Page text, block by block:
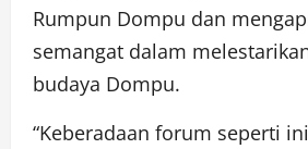
Rumpun Dompu dan
semangat dalam
budaya Dompu.
“Keberadaan forum seperti